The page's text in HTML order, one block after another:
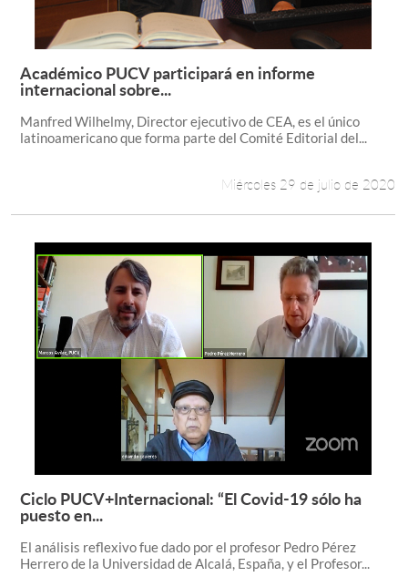
Leer más +
Académico PUCV participará en informe
internacional sobre...
Manfred Wilhelmy, Director ejecutivo de CEA, es el único
latinoamericano que forma parte del Comité Editorial del...
Miércoles 29 de julio de 2020
Leer más +
Ciclo PUCV+Internacional: “El Covid-19 sólo ha
puesto en...
El análisis reflexivo fue dado por el profesor Pedro Pérez
Herrero de la Universidad de Alcalá, España, y el Profesor...